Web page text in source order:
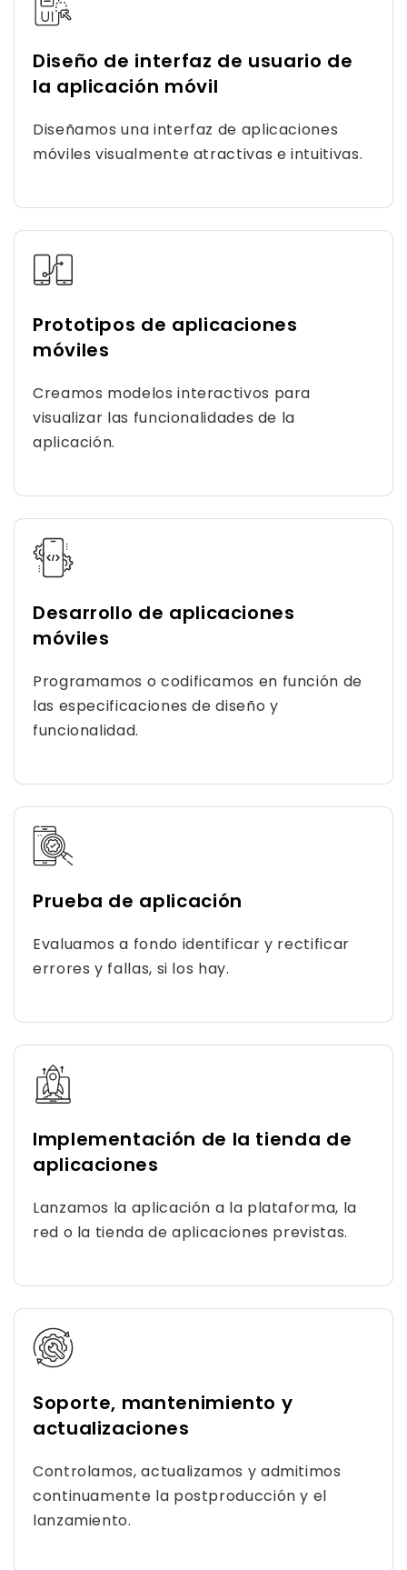
Diseño de interfaz de usuario de
la aplicación móvil
Diseñamos una interfaz de aplicaciones
móviles visualmente atractivas e intuitivas.
Prototipos de aplicaciones
móviles
Creamos modelos interactivos para
visualizar las funcionalidades de la
aplicación.
Desarrollo de aplicaciones
móviles
Programamos o codificamos en función de
las especificaciones de diseño y
funcionalidad.
Prueba de aplicación
Evaluamos a fondo identificar y rectificar
errores y fallas, si los hay.
Implementación de la tienda de
aplicaciones
Lanzamos la aplicación a la plataforma, la
red o la tienda de aplicaciones previstas.
Soporte, mantenimiento y
actualizaciones
Controlamos, actualizamos y admitimos
continuamente la postproducción y el
lanzamiento.